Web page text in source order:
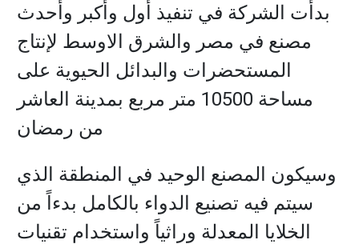
بدأت الشركة في تنفيذ أول وأكبر وأحدث
مصنع في مصر والشرق الاوسط لإنتاج
المستحضرات والبدائل الحيوية على
مساحة 10500 متر مربع بمدينة العاشر
من رمضان
وسيكون المصنع الوحيد في المنطقة الذي
سيتم فيه تصنيع الدواء بالكامل بدءاً من
الخلايا المعدلة وراثياً واستخدام تقنيات